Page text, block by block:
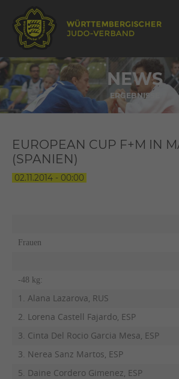
NEWS
ERGEBNISSE
EUROPEAN CUP F+M IN
(SPANIEN)
02.11.2014 - 00:00
Frauen
-48 kg:
1. Alana Lazarova, RUS
2. Lorena Castell Fajardo, ESP
3. Cinta Del Rocio Garcia Mesa, ESP
3. Nerea Sanz Martos, ESP
5. Daine Cordero Gimenez, ESP